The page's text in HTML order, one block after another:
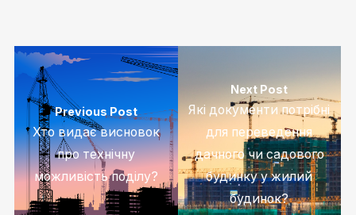
Previous Post
Хто видає висновок
про технічну
можливість поділу?
Next Post
Які документи потрібні
для переведення
дачного чи садового
будинку у жилий
будинок?